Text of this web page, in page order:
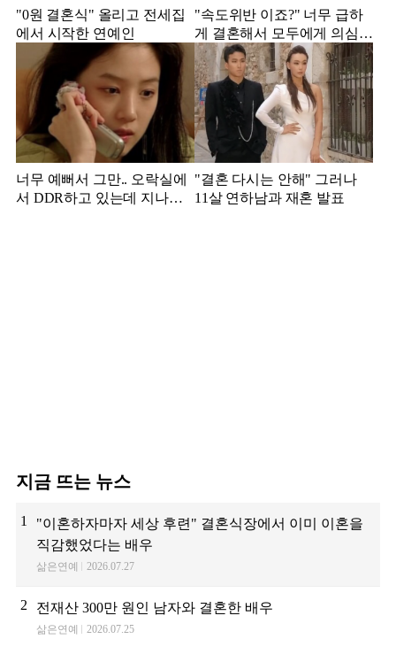
"0원 결혼식" 올리고 전세집
에서 시작한 연예인
"속도위반 이죠?" 너무 급하
게 결혼해서 모두에게 의심
받았던 스타
너무 예뻐서 그만.. 오락실에
서 DDR하고 있는데 지나가
"결혼 다시는 안해" 그러나
11살 연하남과 재혼 발표
지금 뜨는 뉴스
1
"이혼하자마자 세상 후련" 결혼식장에서 이미 이혼을
직감했었다는 배우
삶은연예 2026.07.27
2 전재산 300만 원인 남자와 결혼한 배우
삶은연예 2026.07.25